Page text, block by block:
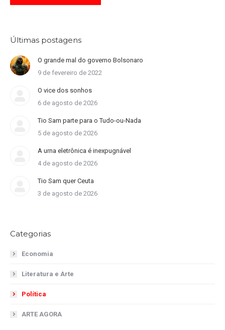
Últimas postagens
O grande mal do governo Bolsonaro
9 de fevereiro de 2022
O vice dos sonhos
6 de agosto de 2026
Tio Sam parte para o Tudo-ou-Nada
5 de agosto de 2026
A urna eletrônica é inexpugnável
4 de agosto de 2026
Tio Sam quer Ceuta
3 de agosto de 2026
Categorias
Economia
Literatura e Arte
Política
ARTE AGORA